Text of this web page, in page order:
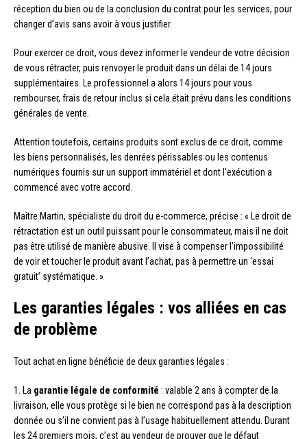
réception du bien ou de la conclusion du contrat pour les services, pour
changer d’avis sans avoir à vous justifier.
Pour exercer ce droit, vous devez informer le vendeur de votre décision
de vous rétracter, puis renvoyer le produit dans un délai de 14 jours
supplémentaires. Le professionnel a alors 14 jours pour vous
rembourser, frais de retour inclus si cela était prévu dans les conditions
générales de vente.
Attention toutefois, certains produits sont exclus de ce droit, comme
les biens personnalisés, les denrées périssables ou les contenus
numériques fournis sur un support immatériel et dont l’exécution a
commencé avec votre accord.
Maître Martin, spécialiste du droit du e-commerce, précise : « Le droit de
rétractation est un outil puissant pour le consommateur, mais il ne doit
pas être utilisé de manière abusive. Il vise à compenser l’impossibilité
de voir et toucher le produit avant l’achat, pas à permettre un ‘essai
gratuit’ systématique. »
Les garanties légales : vos alliées en cas
de problème
Tout achat en ligne bénéficie de deux garanties légales :
1. La garantie légale de conformité : valable 2 ans à compter de la
livraison, elle vous protège si le bien ne correspond pas à la description
donnée ou s’il ne convient pas à l’usage habituellement attendu. Durant
les 24 premiers mois, c’est au vendeur de prouver que le défaut